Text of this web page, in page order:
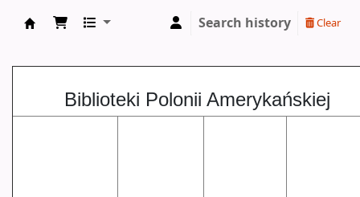
Search history Clear
Biblioteki Polonii Amerykańskiej